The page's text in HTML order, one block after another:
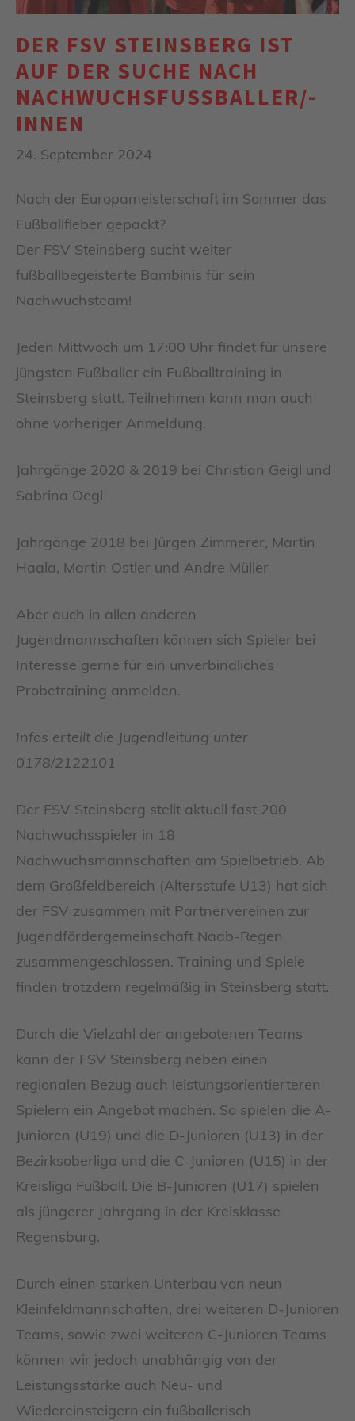
DER FSV STEINSBERG IST
AUF DER SUCHE NACH
NACHWUCHSFUSSBALLER/-I
NNEN
24. September 2024
Nach der Europameisterschaft im Sommer das
Fußballfieber gepackt?
Der FSV Steinsberg sucht weiter
fußballbegeisterte Bambinis für sein
Nachwuchsteam!
Jeden Mittwoch um 17:00 Uhr findet für unsere
jüngsten Fußballer ein Fußballtraining in
Steinsberg statt. Teilnehmen kann man auch
ohne vorheriger Anmeldung.
Jahrgänge 2020 & 2019 bei Christian Geigl und
Sabrina Oegl
Jahrgänge 2018 bei Jürgen Zimmerer, Martin
Haala, Martin Ostler und Andre Müller
Aber auch in allen anderen
Jugendmannschaften können sich Spieler bei
Interesse gerne für ein unverbindliches
Probetraining anmelden.
Infos erteilt die Jugendleitung unter
0178/2122101
Der FSV Steinsberg stellt aktuell fast 200
Nachwuchsspieler in 18
Nachwuchsmannschaften am Spielbetrieb. Ab
dem Großfeldbereich (Altersstufe U13) hat sich
der FSV zusammen mit Partnervereinen zur
Jugendfördergemeinschaft Naab-Regen
zusammengeschlossen. Training und Spiele
finden trotzdem regelmäßig in Steinsberg statt.
Durch die Vielzahl der angebotenen Teams
kann der FSV Steinsberg neben einen
regionalen Bezug auch leistungsorientierteren
Spielern ein Angebot machen. So spielen die A-
Junioren (U19) und die D-Junioren (U13) in der
Bezirksoberliga und die C-Junioren (U15) in der
Kreisliga Fußball. Die B-Junioren (U17) spielen
als jüngerer Jahrgang in der Kreisklasse
Regensburg.
Durch einen starken Unterbau von neun
Kleinfeldmannschaften, drei weiteren D-Junioren
Teams, sowie zwei weiteren C-Junioren Teams
können wir jedoch unabhängig von der
Leistungsstärke auch Neu- und
Wiedereinsteigern ein fußballerisch